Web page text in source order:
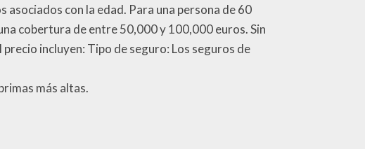
asociados con la edad. Para una persona de 60
cobertura de entre 50,000 y 100,000 euros. Sin
incluyen: Tipo de seguro: Los seguros de
más altas.